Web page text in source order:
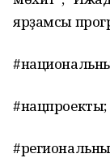
ярҙамсы
#нацпроекты;